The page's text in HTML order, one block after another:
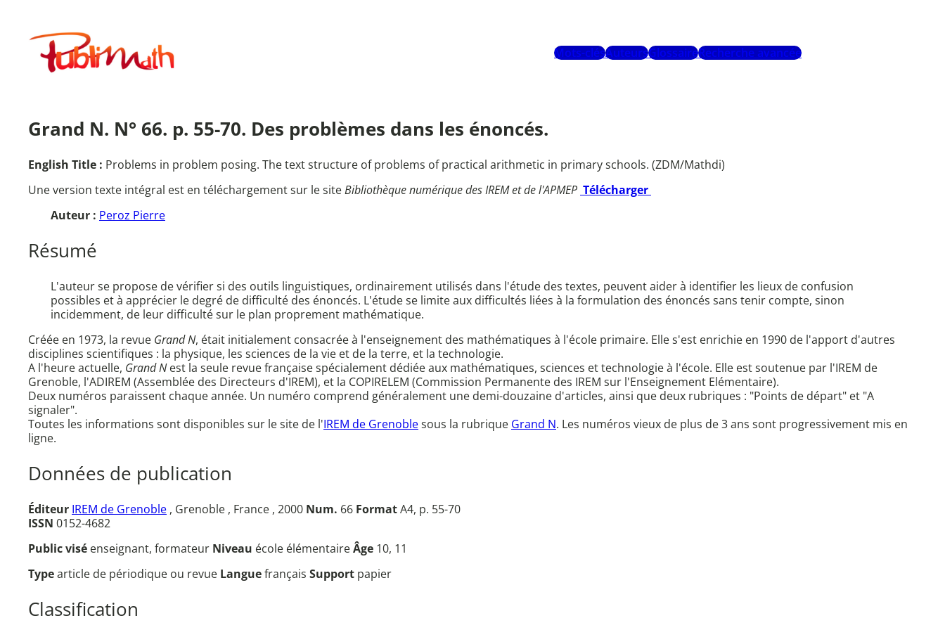
contenuPublimath
Mots-clésAuteursGlossaireRecherche avancée
Grand N. N° 66. p. 55-70. Des problèmes dans les énoncés.
English Title : Problems in problem posing. The text structure of problems of practical arithmetic in primary schools. (ZDM/Mathdi)
Une version texte intégral est en téléchargement sur le siteBibliothèque numérique des IREM et de l'APMEP Télécharger
Auteur : Peroz Pierre
Résumé
L'auteur se propose de vérifier si des outils linguistiques, ordinairement utilisés dans l'étude des textes, peuvent aider à identifier les lieux de confusion
possibles et à apprécier le degré de difficulté des énoncés. L'étude se limite aux difficultés liées à la formulation des énoncés sans tenir compte, sinon
incidemment, de leur difficulté sur le plan proprement mathématique.
Créée en 1973, la revue Grand N, était initialement consacrée à l'enseignement des mathématiques à l'école primaire. Elle s'est enrichie en 1990 de l'apport d'autres
disciplines scientifiques : la physique, les sciences de la vie et de la terre, et la technologie.
A l'heure actuelle, Grand Nest la seule revue française spécialement dédiée aux mathématiques, sciences et technologie à l'école. Elle est soutenue par l'IREM de
Grenoble, l'ADIREM (Assemblée des Directeurs d'IREM), et la COPIRELEM (Commission Permanente des IREM sur l'Enseignement Elémentaire).
Deux numéros paraissent chaque année. Un numéro comprend généralement une demi-douzaine d'articles, ainsi que deux rubriques : "Points de départ" et "A
signaler".
Toutes les informations sont disponibles sur le site de l'IREM de Grenoblesous la rubrique Grand N. Les numéros vieux de plus de 3 ans sont progressivement mis en
ligne.
Données de publication
Éditeur IREM de Grenoble , Grenoble , France , 2000 Num. 66 FormatA4, p. 55-70
ISSN 0152-4682
Public visé enseignant, formateur Niveau école élémentaireÂge 10, 11
Typearticle de périodique ou revue Languefrançais Support papier
Classification